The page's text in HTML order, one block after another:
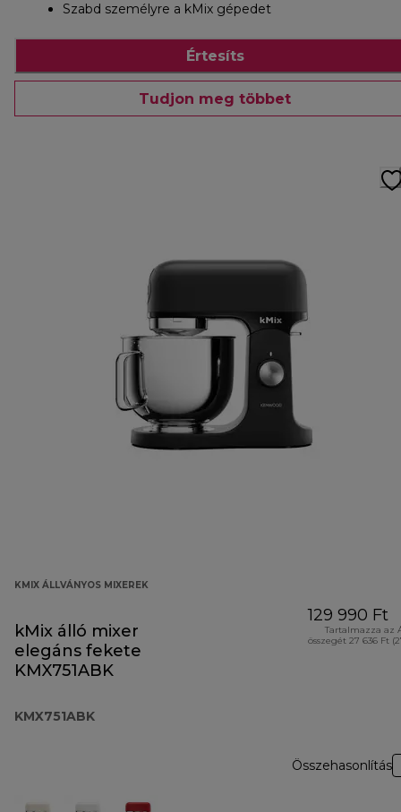
Szabd személyre a kMix gépedet
Értesíts
Tudjon meg többet
KMIX ÁLLVÁNYOS MIXEREK
kMix álló mixer
elegáns fekete
KMX751ABK
KMX751ABK
129 990 Ft
Tartalmazza az
összegét 27 636 Ft
Összehasonlítás